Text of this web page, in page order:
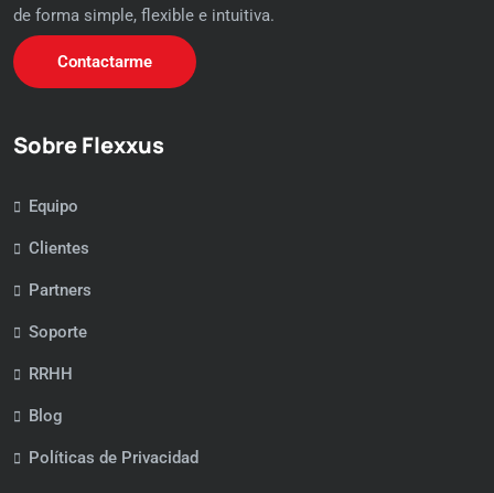
de forma simple, flexible e intuitiva.
Contactarme
Sobre Flexxus
Equipo
Clientes
Partners
Soporte
RRHH
Blog
Políticas de Privacidad